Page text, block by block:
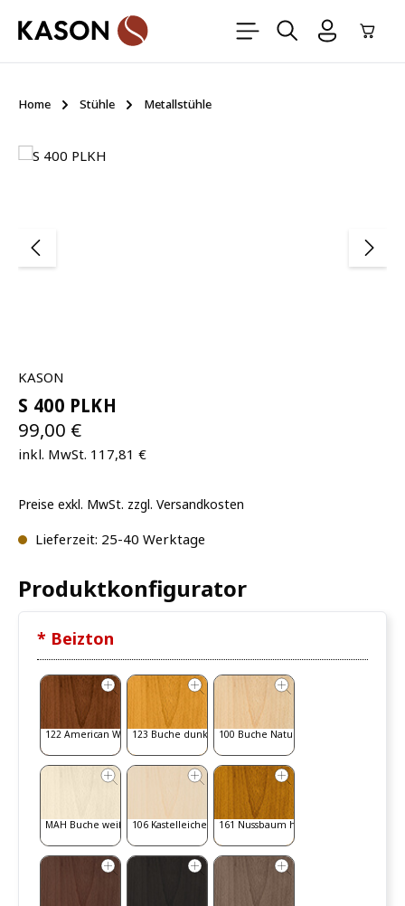
Zum Hauptinhalt springen
Home Stühle Metallstühle
Bildergalerie überspringen
KASON
S 400 PLKH
99,00 €
inkl. MwSt. 117,81 €
Preise exkl. MwSt. zzgl. Versandkosten
Lieferzeit: 25-40 Werktage
Produktkonfigurator
* Beizton
122 American Walnut123 Buche dunkel 100 Buche Natur
MAH Buche weiß gebeizt106 Kastelleiche 161 Nussbaum hell